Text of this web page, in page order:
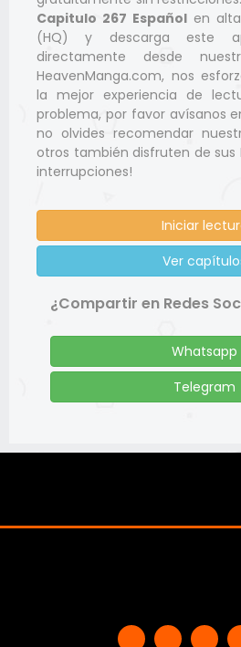
Capitulo 267 Español en
(HQ) y descarga este
directamente desde
HeavenManga.com, nos
la mejor experiencia de
problema, por favor avísanos
no olvides recomendar
otros también disfruten de sus
interrupciones!
Iniciar
Ver
¿Compartir en Redes
Whatsapp
Telegram